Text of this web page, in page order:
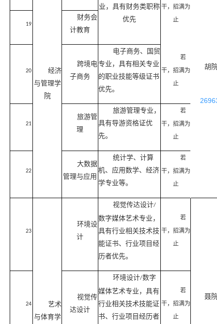
经济
与管理学
院
业，具有财务类职称
优先
干，招满为
止
胡
19
财务会
计教育
20
跨境电
子商务
电子商务、国贸
专业，具有相关专业
的职业技能等级证书
优先。
若
干，招满为
止
21
旅游管
理
旅游管理专业，
具有导游资格证优
先。
若
干，招满为
止
22
大数据
管理与应用
统计学、计算
机、应用数学、经济
学专业等。
若
干，招满为
止
23
艺术
与体育学
环境设
计
视觉传达设计/
数字媒体艺术专业，
具有行业相关技术技
能证书、行业项目经
历者优先。
若
干，招满为
止
聂
24
视觉传
达设计
环境设计/数字
媒体艺术专业，具有
行业相关技术技能证
书、行业项目经历者
若
干，招满为
止